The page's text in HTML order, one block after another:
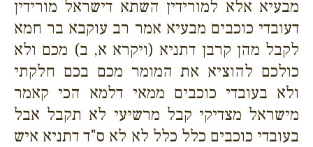
מבעיא אלא למורידין השתא דישראל מורידין
דעובדי כוכבים מבעיא אמר רב עוקבא בר חמא
לקבל מהן קרבן דתניא (ויקרא א, ב) מכם ולא
כולכם להוציא את המומר מכם בכם חלקתי
ולא בעובדי כוכבים ממאי דלמא הכי קאמר
מישראל מצדיקי קבל מרשיעי לא תקבל אבל
בעובדי כוכבים כלל כלל לא לא ס"ד דתניא איש